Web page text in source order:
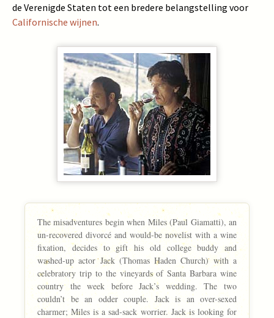
de Verenigde Staten tot een bredere belangstelling voor
Californische wijnen.
The misadventures begin when Miles (Paul Giamatti), an
un-recovered divorcé and would-be novelist with a wine
fixation, decides to gift his old college buddy and
washed-up actor Jack (Thomas Haden Church) with a
celebratory trip to the vineyards of Santa Barbara wine
country the week before Jack’s wedding. The two
couldn’t be an odder couple. Jack is an over-sexed
charmer; Miles is a sad-sack worrier. Jack is looking for